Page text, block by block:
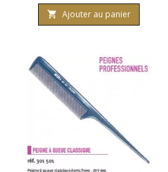
de
base
 Ajouter au panier